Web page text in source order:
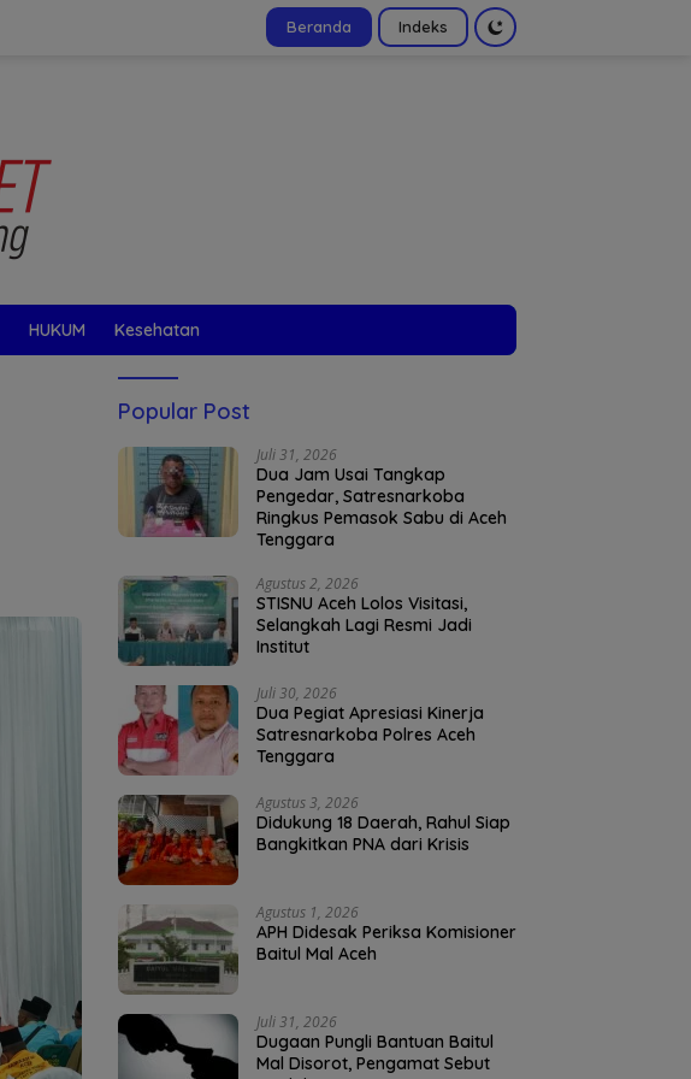
Beranda Indeks
HUKUM Kesehatan
Popular Post
Juli 31, 2026
Dua Jam Usai Tangkap
Pengedar, Satresnarkoba
Ringkus Pemasok Sabu di Aceh
Tenggara
Agustus 2, 2026
STISNU Aceh Lolos Visitasi,
Selangkah Lagi Resmi Jadi
Institut
Juli 30, 2026
Dua Pegiat Apresiasi Kinerja
Satresnarkoba Polres Aceh
Tenggara
Agustus 3, 2026
Didukung 18 Daerah, Rahul Siap
Bangkitkan PNA dari Krisis
Agustus 1, 2026
APH Didesak Periksa Komisioner
Baitul Mal Aceh
Juli 31, 2026
Dugaan Pungli Bantuan Baitul
Mal Disorot, Pengamat Sebut